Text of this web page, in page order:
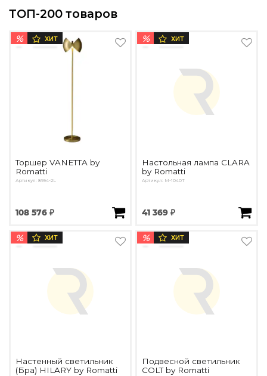
ТОП-200 товаров
% ХИТ
Торшер VANETTA by
Romatti
Артикул: 8994-2L
108 576 ₽
% ХИТ
Настольная лампа CLARA
by Romatti
Артикул: M-1040T
41 369 ₽
% ХИТ
Настенный светильник
(Бра) HILARY by Romatti
% ХИТ
Подвесной светильник
COLT by Romatti